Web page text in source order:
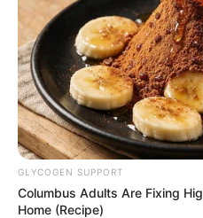
GLYCOGEN SUPPORT
Columbus Adults Are Fixing
Home (Recipe)